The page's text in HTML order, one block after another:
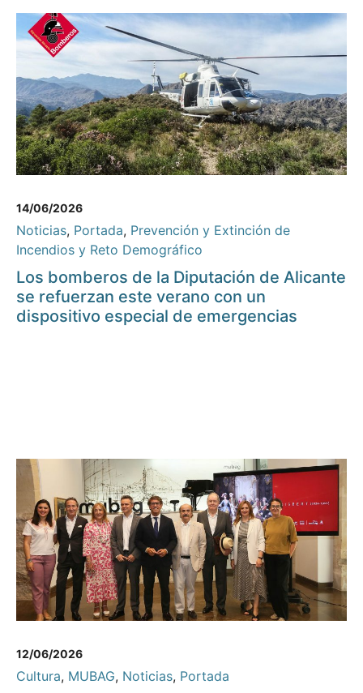
14/06/2026
Noticias, Portada, Prevención y Extinción de
Incendios y Reto Demográfico
Los bomberos de la Diputación de Alicante
se refuerzan este verano con un
dispositivo especial de emergencias
12/06/2026
Cultura, MUBAG, Noticias, Portada